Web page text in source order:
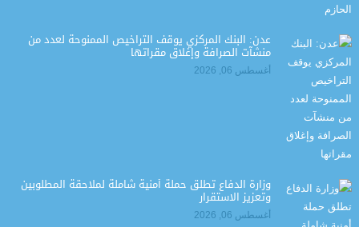
عدن: البنك المركزي يوقف التراخيص الممنوحة لعدد من
منشآت الصرافة وإغلاق مقراتها
أغسطس 06, 2026
وزارة الدفاع تطلق حملة أمنية شاملة لملاحقة المطلوبين
وتعزيز الاستقرار
أغسطس 06, 2026